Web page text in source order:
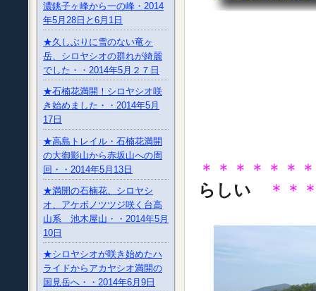
濃銚子ヶ峰から一の峰・2014
年5月28日と6月1日
★久しぶりに雪のない竜ヶ
岳、シロヤシオの群れが綺麗
でした・・2014年5月２７日
★石楠花満開！シロヤシオ咲
き始めました・・2014年5月
17日
★高島トレイル・石楠花満開
の大御影山から赤坂山への周
回・・2014年5月13日
★満開の石楠花、シロヤシ
オ、アケボノツツジ咲く台高
山系 池木屋山・・2014年5月
10日
★シロヤシオが咲き始めたハ
ライドからアカヤシオ満開の
国見岳へ・・2014年6月9日
＊＊＊＊＊＊
らしい
＊＊